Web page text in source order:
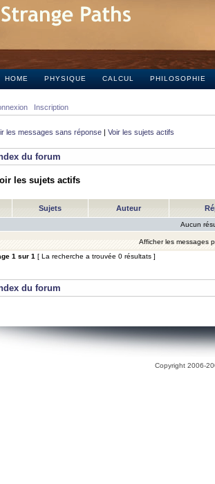
HOME PHYSIQUE CALCUL PHILOSOPHIE
Inscription
les messages sans réponse | Voir les sujets actifs
du forum
les sujets actifs
Sujets Auteur
Aucun
Afficher les messages
1 sur 1 [ La recherche a trouvée 0 résultats ]
du forum
Copyright 2006-